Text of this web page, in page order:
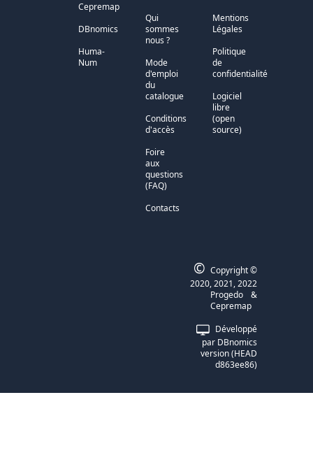
Cepremap
DBnomics
Huma-
Num
Qui
sommes
nous ?
Mode
d'emploi
du
catalogue
Conditions
d'accès
Foire
aux
questions
(FAQ)
Contacts
Mentions
Légales
Politique
de
confidentialité
Logiciel
libre
(open
source)
Développé
par DBnomics
version(HEAD
d863ee86)
© Copyright ©
2020, 2021, 2022
Progedo
&
Cepremap